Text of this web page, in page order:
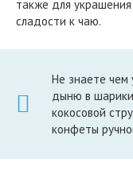
также для
сладости к чаю.
Не знаете чем
дыню в
кокосовой
конфеты